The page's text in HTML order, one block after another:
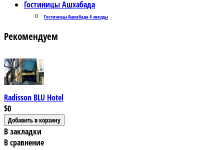
Гостиницы Ашхабада
Гостиницы Ашхабада 4 звезды
Рекомендуем
Radisson BLU Hotel
$0
В закладки
В сравнение